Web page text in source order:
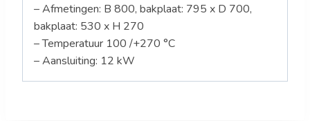
– Afmetingen: B 800, bakplaat: 795 x D 700,
bakplaat: 530 x H 270
– Temperatuur 100 /+270 °C
– Aansluiting: 12 kW